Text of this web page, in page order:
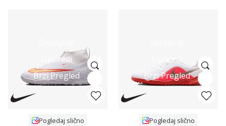
Uporedi
Brzi Pregled
Pogledaj slično
Uporedi
Brzi Pregled
Pogledaj slično